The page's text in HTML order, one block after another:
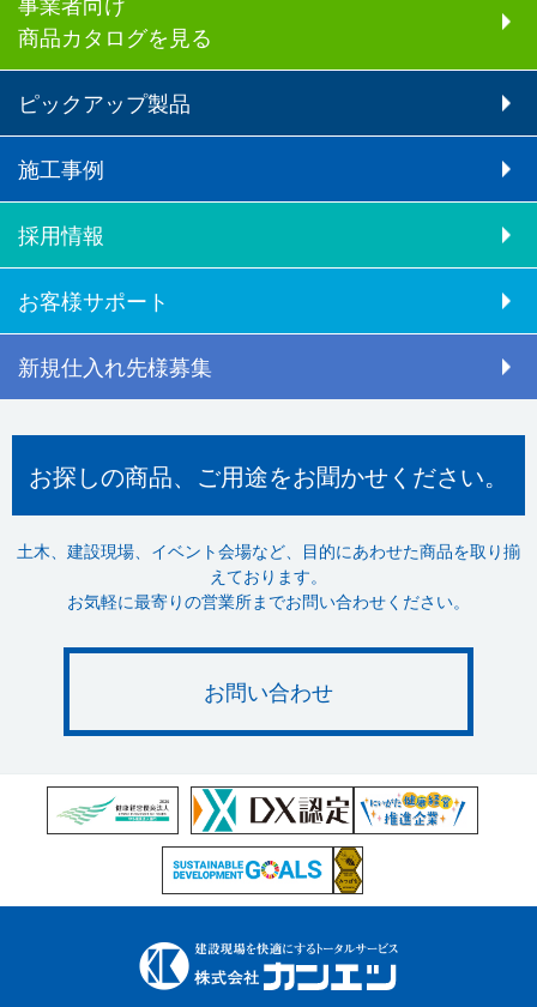
事業者向け
商品カタログを見る
ピックアップ製品
施工事例
採用情報
お客様サポート
新規仕入れ先様募集
お探しの商品、ご用途をお聞かせください。
土木、建設現場、イベント会場など、目的にあわせた商品を取り揃
えております。
お気軽に最寄りの営業所までお問い合わせください。
お問い合わせ